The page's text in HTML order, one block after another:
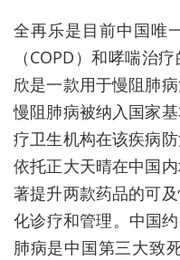
全再乐是目前中国唯
（COPD）和哮喘治
欣是一款用于慢阻肺
慢阻肺病被纳入国家
疗卫生机构在该疾病
依托正大天晴在中国
著提升两款药品的可
化诊疗和管理。中国
肺病是中国第三大致